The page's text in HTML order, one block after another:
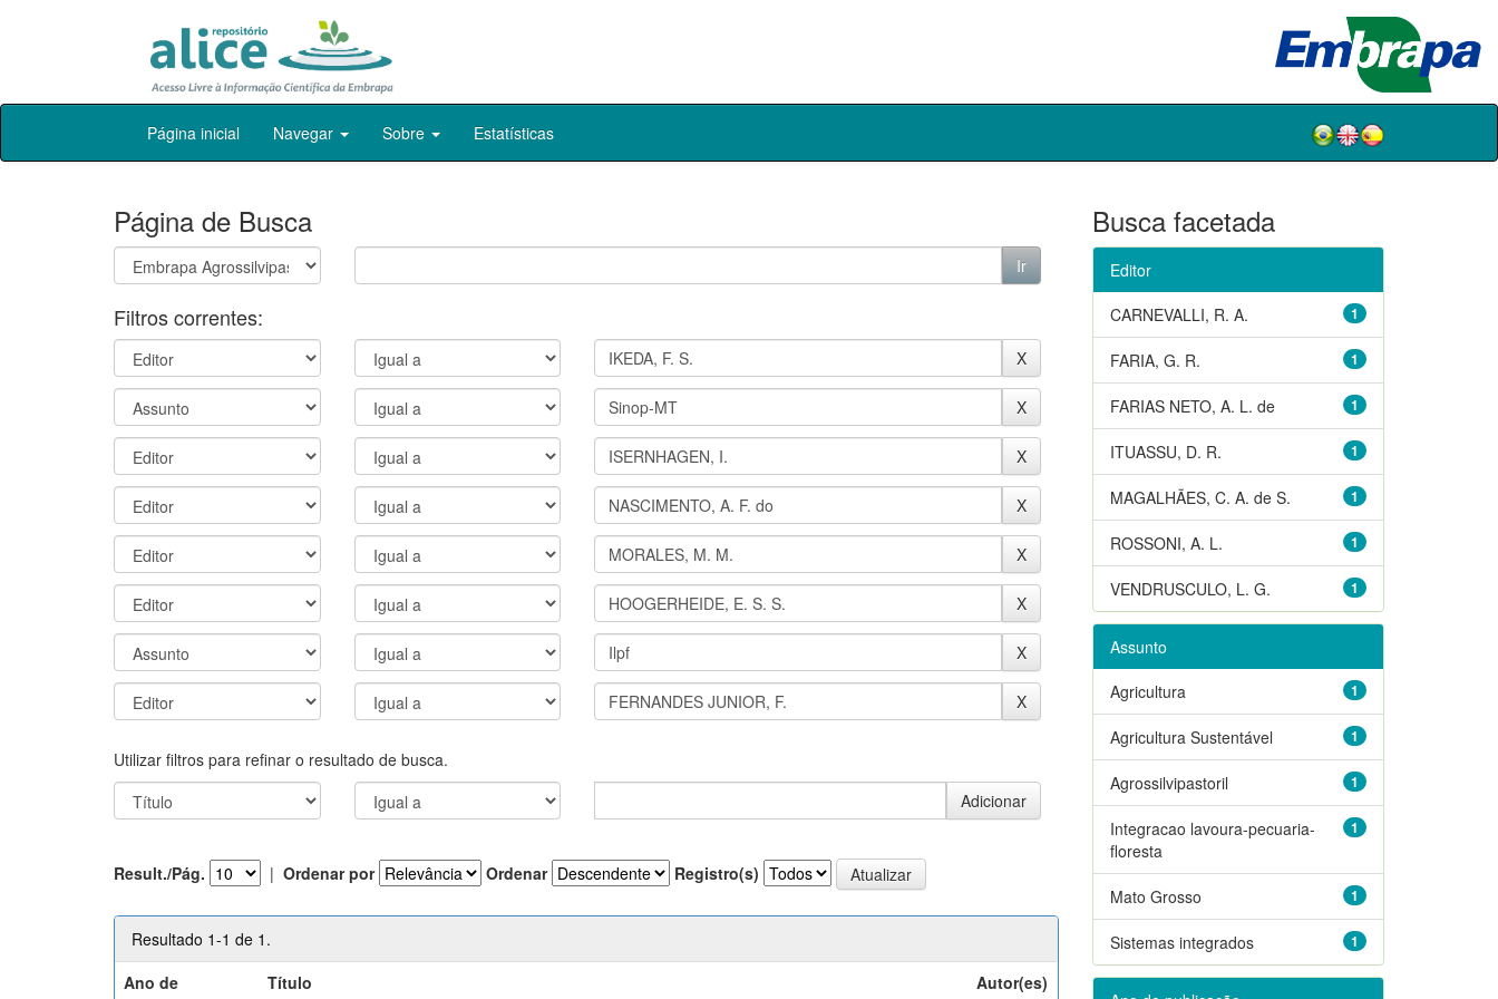
Skip
Página inicial Navegar Sobre Estatísticas
Página de Busca
Filtros correntes:
Utilizar filtros para refinar o resultado de busca.
Result./Pág. | Ordenar por Ordenar Registro(s)
Resultado 1-1 de 1.
Ano de
Título Autor(es)
Busca facetada
Editor
1
CARNEVALLI, R. A.
1
FARIA, G. R.
1
FARIAS NETO, A. L. de
1
ITUASSU, D. R.
1
MAGALHÃES, C. A. de S.
1
ROSSONI, A. L.
1
VENDRUSCULO, L. G.
Assunto
1
Agricultura
1
Agricultura Sustentável
1
Agrossilvipastoril
1
Integracao lavoura-pecuaria-
floresta
1
Mato Grosso
1
Sistemas integrados